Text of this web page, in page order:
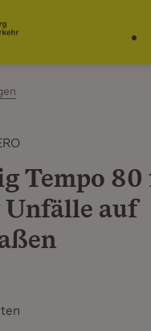
Tempo 80
auf